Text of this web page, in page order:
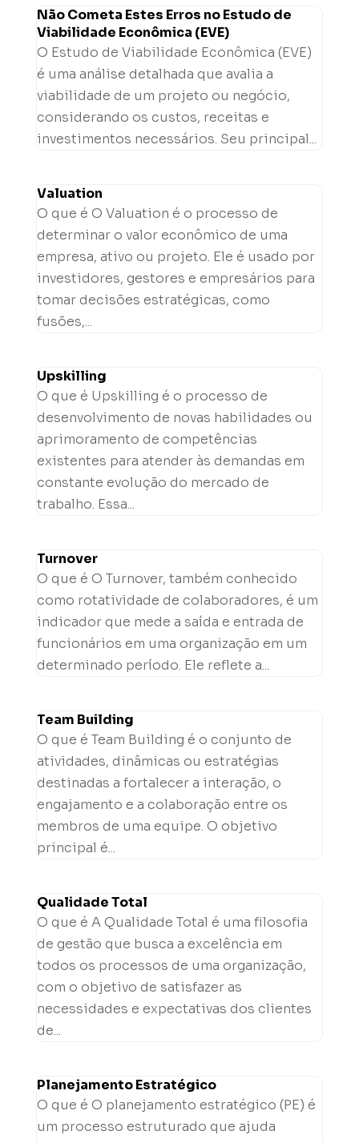
Não Cometa Estes Erros no Estudo de
Viabilidade Econômica (EVE)
O Estudo de Viabilidade Econômica (EVE)
é uma análise detalhada que avalia a
viabilidade de um projeto ou negócio,
considerando os custos, receitas e
investimentos necessários. Seu principal...
Valuation
O que é O Valuation é o processo de
determinar o valor econômico de uma
empresa, ativo ou projeto. Ele é usado por
investidores, gestores e empresários para
tomar decisões estratégicas, como
fusões,...
Upskilling
O que é Upskilling é o processo de
desenvolvimento de novas habilidades ou
aprimoramento de competências
existentes para atender às demandas em
constante evolução do mercado de
trabalho. Essa...
Turnover
O que é O Turnover, também conhecido
como rotatividade de colaboradores, é um
indicador que mede a saída e entrada de
funcionários em uma organização em um
determinado período. Ele reflete a...
Team Building
O que é Team Building é o conjunto de
atividades, dinâmicas ou estratégias
destinadas a fortalecer a interação, o
engajamento e a colaboração entre os
membros de uma equipe. O objetivo
principal é...
Qualidade Total
O que é A Qualidade Total é uma filosofia
de gestão que busca a excelência em
todos os processos de uma organização,
com o objetivo de satisfazer as
necessidades e expectativas dos clientes
de...
Planejamento Estratégico
O que é O planejamento estratégico (PE) é
um processo estruturado que ajuda